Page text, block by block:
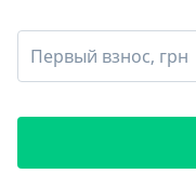
Первый взнос, грн